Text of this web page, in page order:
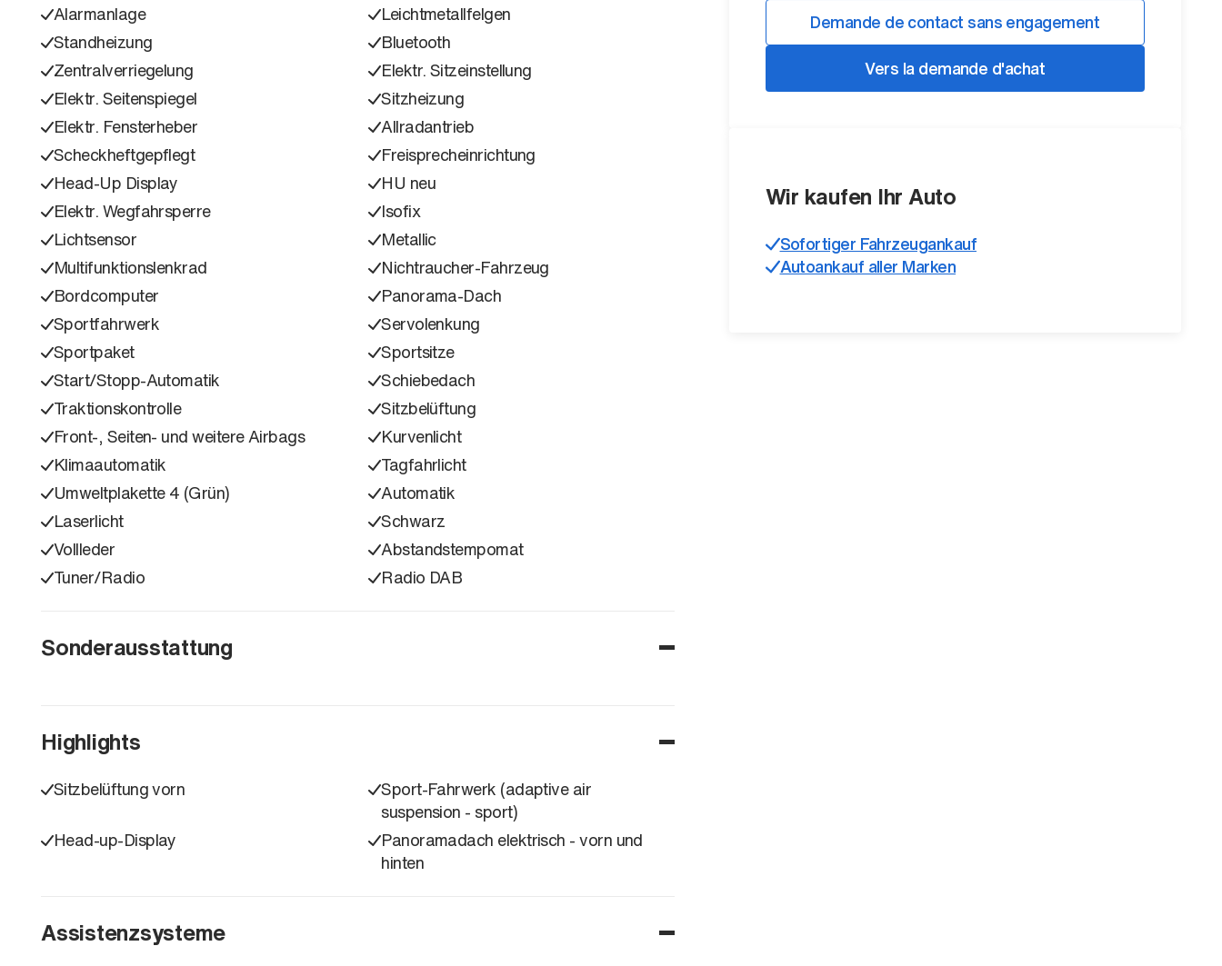
Alarmanlage
Leichtmetallfelgen
Standheizung
Bluetooth
Zentralverriegelung
Elektr. Sitzeinstellung
Elektr. Seitenspiegel
Sitzheizung
Elektr. Fensterheber
Allradantrieb
Scheckheftgepflegt
Freisprecheinrichtung
Head-Up Display
HU neu
Elektr. Wegfahrsperre
Isofix
Lichtsensor
Metallic
Multifunktionslenkrad
Nichtraucher-Fahrzeug
Bordcomputer
Panorama-Dach
Sportfahrwerk
Servolenkung
Sportpaket
Sportsitze
Start/Stopp-Automatik
Schiebedach
Traktionskontrolle
Sitzbelüftung
Front-, Seiten- und weitere Airbags
Kurvenlicht
Klimaautomatik
Tagfahrlicht
Umweltplakette 4 (Grün)
Automatik
Laserlicht
Schwarz
Vollleder
Abstandstempomat
Tuner/Radio
Radio DAB
Sonderausstattung
Highlights
Sitzbelüftung vorn
Sport-Fahrwerk (adaptive air
suspension - sport)
Head-up-Display
Panoramadach elektrisch - vorn und
hinten
Assistenzsysteme
Demande de contact sans engagement
Vers la demande d'achat
Wir kaufen Ihr Auto
Sofortiger Fahrzeugankauf
Autoankauf aller Marken